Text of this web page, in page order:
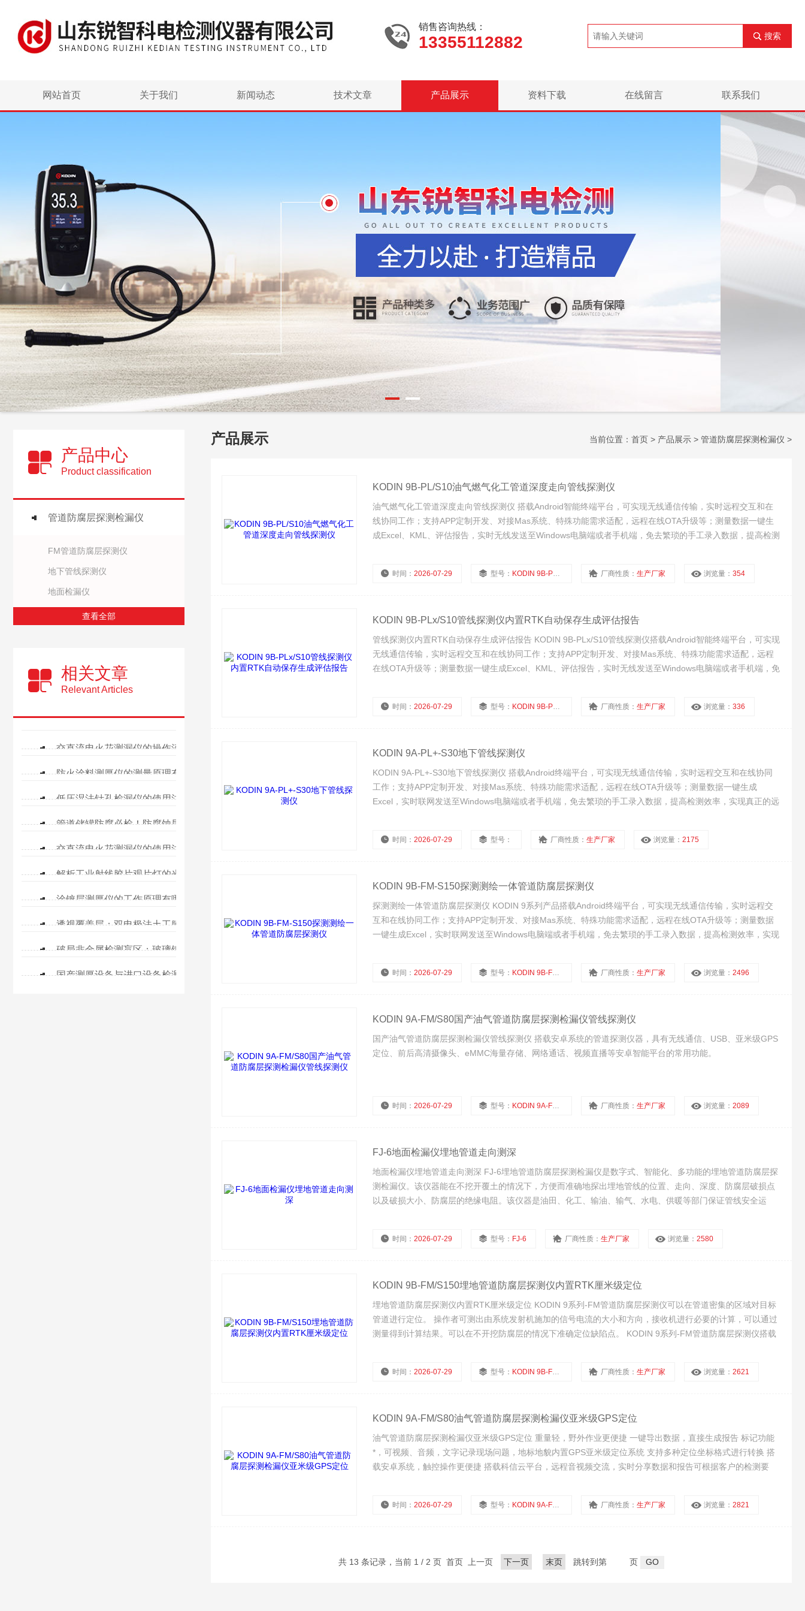
销售咨询热线：
13355112882 搜索
网站首页 关于我们 新闻动态 技术文章 产品展示 资料下载 在线留言 联系我们
产品中心
Product classification
管道防腐层探测检漏仪
FM管道防腐层探测仪
地下管线探测仪
地面检漏仪
查看全部
相关文章
Relevant Articles
交直流电火花测漏仪的操作流程
防火涂料测厚仪的测量原理有哪些？
低压湿法针孔检漏仪的使用注意事项
交直流电火花测漏仪的使用注意事项
涂镀层测厚仪的工作原理有哪些？
产品展示 当前位置： 首页 > 产品展示 > 管道防腐层探测检漏仪 >
KODIN 9B-PL/S10油气燃气化工管道深度走向管线探测仪
油气燃气化工管道深度走向管线探测仪 搭载Android智能终端平台，可实现无线通信传输，实时远程交互和在
线协同工作；支持APP定制开发、对接Mas系统、特殊功能需求适配，远程在线OTA升级等；测量数据一键生
成Excel、KML、评估报告，实时无线发送至Windows电脑端或者手机端，免去繁琐的手工录入数据，提高检测
时间：2026-07-29 型号： KODIN 9B-PL/S10 厂商性质：生产厂家 浏览量：354
KODIN 9B-PLx/S10管线探测仪内置RTK自动保存生成评估报告
管线探测仪内置RTK自动保存生成评估报告 KODIN 9B-PLx/S10管线探测仪搭载Android智能终端平台，可实现
无线通信传输，实时远程交互和在线协同工作；支持APP定制开发、对接Mas系统、特殊功能需求适配，远程
在线OTA升级等；测量数据一键生成Excel、KML、评估报告，实时无线发送至Windows电脑端或者手机端，免
时间：2026-07-29 型号： KODIN 9B-PLx/S10 厂商性质：生产厂家 浏览量：336
KODIN 9A-PL+-S30地下管线探测仪
KODIN 9A-PL+-S30地下管线探测仪 搭载Android终端平台，可实现无线通信传输，实时远程交互和在线协同
工作；支持APP定制开发、对接Mas系统、特殊功能需求适配，远程在线OTA升级等；测量数据一键生成
Excel，实时联网发送至Windows电脑端或者手机端，免去繁琐的手工录入数据，提高检测效率，实现真正的远
时间：2026-07-29 型号： 厂商性质：生产厂家 浏览量：2175
KODIN 9B-FM-S150探测测绘一体管道防腐层探测仪
探测测绘一体管道防腐层探测仪 KODIN 9系列产品搭载Android终端平台，可实现无线通信传输，实时远程交
互和在线协同工作；支持APP定制开发、对接Mas系统、特殊功能需求适配，远程在线OTA升级等；测量数据
一键生成Excel，实时联网发送至Windows电脑端或者手机端，免去繁琐的手工录入数据，提高检测效率，实现
时间：2026-07-29 型号： KODIN 9B-FM-S150 厂商性质：生产厂家 浏览量：2496
KODIN 9A-FM/S80国产油气管道防腐层探测检漏仪管线探测仪
国产油气管道防腐层探测检漏仪管线探测仪 搭载安卓系统的管道探测仪器，具有无线通信、USB、亚米级GPS
定位、前后高清摄像头、eMMC海量存储、网络通话、视频直播等安卓智能平台的常用功能。
时间：2026-07-29 型号： KODIN 9A-FM/S80 厂商性质：生产厂家 浏览量：2089
FJ-6地面检漏仪埋地管道走向测深
地面检漏仪埋地管道走向测深 FJ-6埋地管道防腐层探测检漏仪是数字式、智能化、多功能的埋地管道防腐层探
测检漏仪。该仪器能在不挖开覆土的情况下，方便而准确地探出埋地管线的位置、走向、深度、防腐层破损点
以及破损大小、防腐层的绝缘电阻。该仪器是油田、化工、输油、输气、水电、供暖等部门保证管线安全运
时间：2026-07-29 型号： FJ-6 厂商性质：生产厂家 浏览量：2580
KODIN 9B-FM/S150埋地管道防腐层探测仪内置RTK厘米级定位
埋地管道防腐层探测仪内置RTK厘米级定位 KODIN 9系列-FM管道防腐层探测仪可以在管道密集的区域对目标
管道进行定位。 操作者可测出由系统发射机施加的信号电流的大小和方向，接收机进行必要的计算，可以通过
测量得到计算结果。可以在不开挖防腐层的情况下准确定位缺陷点。 KODIN 9系列-FM管道防腐层探测仪搭载
时间：2026-07-29 型号： KODIN 9B-FM/S150 厂商性质：生产厂家 浏览量：2621
KODIN 9A-FM/S80油气管道防腐层探测检漏仪亚米级GPS定位
油气管道防腐层探测检漏仪亚米级GPS定位 重量轻，野外作业更便捷 一键导出数据，直接生成报告 标记功能
*，可视频、音频，文字记录现场问题，地标地貌内置GPS亚米级定位系统 支持多种定位坐标格式进行转换 搭
载安卓系统，触控操作更便捷 搭载科信云平台，远程音视频交流，实时分享数据和报告可根据客户的检测要
时间：2026-07-29 型号： KODIN 9A-FM/S80 厂商性质：生产厂家 浏览量：2821
共 13 条记录，当前 1 / 2 页 首页 上一页 下一页 末页 跳转到第 页